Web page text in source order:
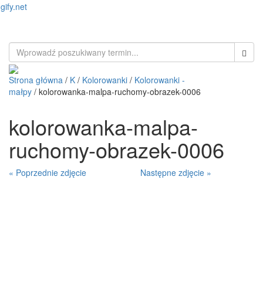
gify.net
Strona główna / K / Kolorowanki / Kolorowanki -
małpy / kolorowanka-malpa-ruchomy-obrazek-0006
kolorowanka-malpa-
ruchomy-obrazek-0006
« Poprzednie zdjęcie Następne zdjęcie »